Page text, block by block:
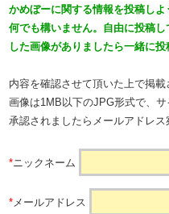
かめぼーに関する情報を投稿し
何でも構いません。自由に投稿
した画像がありましたら一緒に投
内容を確認させて頂いた上で掲載
画像は1MB以下のJPG形式で、サ
承認されましたらメールアドレス
*ニックネーム
* メールアドレス